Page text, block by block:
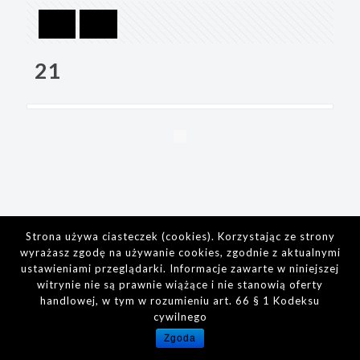
21
Strona używa ciasteczek (cookies). Korzystając ze strony
wyrażasz zgodę na używanie cookies, zgodnie z aktualnymi
ustawieniami przeglądarki. Informacje zawarte w niniejszej
witrynie nie są prawnie wiążące i nie stanowią oferty
handlowej, w tym w rozumieniu art. 66 § 1 Kodeksu
cywilnego
Zgoda